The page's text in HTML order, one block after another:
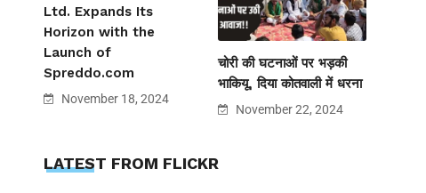
Ltd. Expands Its
Horizon with the
Launch of
Spreddo.com
November 18, 2024
चोरी की घटनाओं पर भड़की
भाकियू, दिया कोतवाली में धरना
November 22, 2024
LATEST FROM FLICKR